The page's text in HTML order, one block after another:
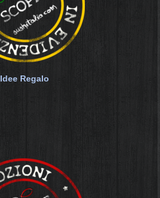
Idee Regalo